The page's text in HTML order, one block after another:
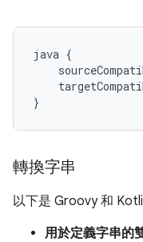
java {
}
轉換字串
以下是 Groovy 和
用於定義字串的